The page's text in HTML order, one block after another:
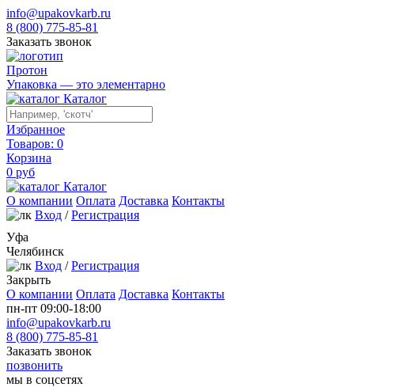
info@upakovkarb.ru
8 (800) 775-85-81
Заказать звонок
Протон
Упаковка — это элементарно
Каталог
Избранное
Товаров: 0
Корзина
0 руб
Каталог
О компании Оплата Доставка Контакты
Вход / Регистрация
Уфа
Челябинск
Вход / Регистрация
Закрыть
О компании Оплата Доставка Контакты
пн-пт 09:00-18:00
info@upakovkarb.ru
8 (800) 775-85-81
Заказать звонок
позвонить
мы в соцсетях